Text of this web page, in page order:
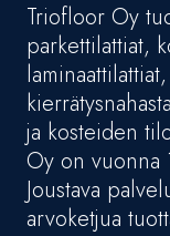
Triofloor Oy
parkettilattiat,
ja kosteiden
Oy on vuonna
Joustava
arvoketjua